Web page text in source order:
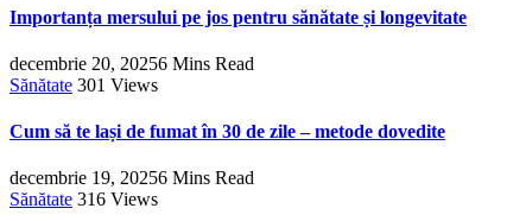
Importanța mersului pe jos pentru sănătate și longevitate
decembrie 20, 20256 Mins Read
Sănătate 301 Views
Cum să te lași de fumat în 30 de zile – metode dovedite
decembrie 19, 20256 Mins Read
Sănătate 316 Views